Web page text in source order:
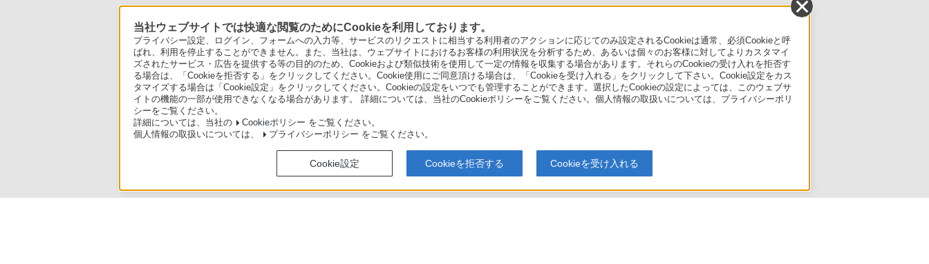
当社ウェブサイトでは快適な閲覧のためにCookieを利用しております。
プライバシー設定、ログイン、フォームへの入力等、サービスのリクエストに相当する利用者のアクションに応じてのみ設定されるCookieは通常、必須Cookieと呼
ばれ、利用を停止することができません。また、当社は、ウェブサイトにおけるお客様の利用状況を分析するため、あるいは個々のお客様に対してよりカスタマイ
ズされたサービス・広告を提供する等の目的のため、Cookieおよび類似技術を使用して一定の情報を収集する場合があります。それらのCookieの受け入れを拒否す
る場合は、「Cookieを拒否する」をクリックしてください。Cookie使用にご同意頂ける場合は、「Cookieを受け入れる」をクリックして下さい。Cookie設定をカス
タマイズする場合は「Cookie設定」をクリックしてください。Cookieの設定をいつでも管理することができます。選択したCookieの設定によっては、このウェブサ
イトの機能の一部が使用できなくなる場合があります。 詳細については、当社のCookieポリシーをご覧ください。個人情報の取扱いについては、プライバシーポリ
シーをご覧ください。
詳細については、当社の
Cookieポリシー をご覧ください。
個人情報の取扱いについては、
プライバシーポリシー をご覧ください。
Cookie設定 Cookieを拒否する Cookieを受け入れる